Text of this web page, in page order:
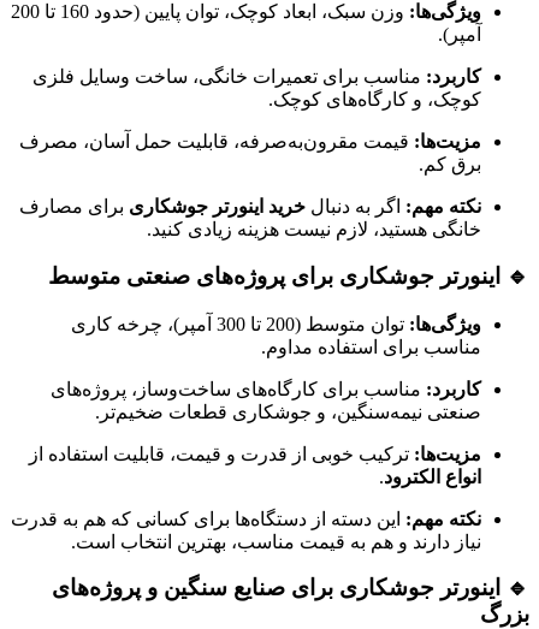
ویژگی‌ها:
وزن سبک، ابعاد کوچک، توان پایین (حدود 160 تا 200
آمپر).
کاربرد: مناسب برای تعمیرات خانگی، ساخت وسایل فلزی
کوچک، و کارگاه‌های کوچک.
مزیت‌ها: قیمت مقرون‌به‌صرفه، قابلیت حمل آسان، مصرف
برق کم.
نکته مهم: اگر به دنبال خرید اینورتر جوشکاری برای مصارف
خانگی هستید، لازم نیست هزینه زیادی کنید.
🔹 اینورتر جوشکاری برای پروژه‌های صنعتی متوسط
ویژگی‌ها:
توان متوسط (200 تا 300 آمپر)، چرخه کاری
مناسب برای استفاده مداوم.
کاربرد: مناسب برای کارگاه‌های ساخت‌وساز، پروژه‌های
صنعتی نیمه‌سنگین، و جوشکاری قطعات ضخیم‌تر.
مزیت‌ها: ترکیب خوبی از قدرت و قیمت، قابلیت استفاده از
انواع الکترود.
نکته مهم: این دسته از دستگاه‌ها برای کسانی که هم به قدرت
نیاز دارند و هم به قیمت مناسب، بهترین انتخاب است.
🔹 اینورتر جوشکاری برای صنایع سنگین و پروژه‌های
بزرگ